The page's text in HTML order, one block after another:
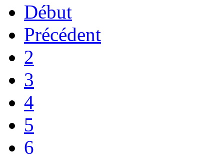
Début
Précédent
2
3
4
5
6